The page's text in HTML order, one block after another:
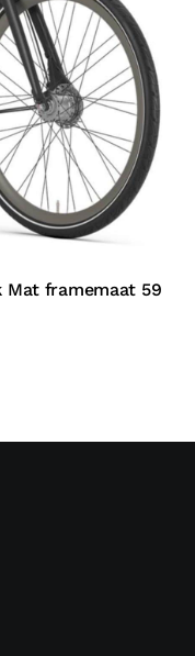
Mat framemaat 59